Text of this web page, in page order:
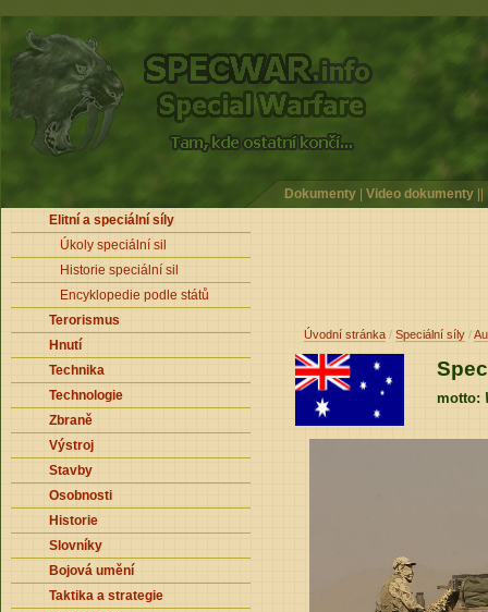
Dokumenty Video dokumenty
Elitní a speciální síly
Úkoly speciální sil
Historie speciální sil
Encyklopedie podle států
Terorismus
Hnutí
Technika
Technologie
Zbraně
Výstroj
Stavby
Osobnosti
Historie
Slovníky
Bojová umění
Taktika a strategie
Úvodní stránka / Speciální síly /
motto: